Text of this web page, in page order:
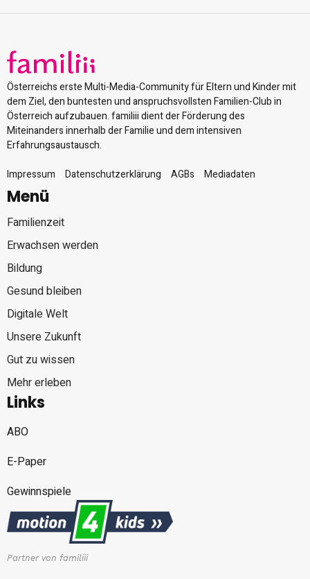
Österreichs erste Multi-Media-Community für Eltern und Kinder mit
dem Ziel, den buntesten und anspruchsvollsten Familien-Club in
Österreich aufzubauen. familiii dient der Förderung des
Miteinanders innerhalb der Familie und dem intensiven
Erfahrungsaustausch.
Impressum
Datenschutzerklärung AGBs Mediadaten
Menü
Familienzeit
Erwachsen werden
Bildung
Gesund bleiben
Digitale Welt
Unsere Zukunft
Gut zu wissen
Mehr erleben
Links
ABO
E-Paper
Gewinnspiele
Partner von familiii